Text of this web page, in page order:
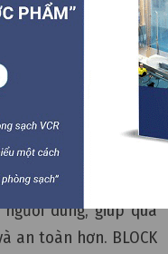
từ Châu Âu mà
phân phối tại Việt
Isolator hàng đầu
một dải sản phẩm
linh hoạt và an toàn
BLOCK cung cấp
dùng, giúp quá
an toàn hơn. BLOCK